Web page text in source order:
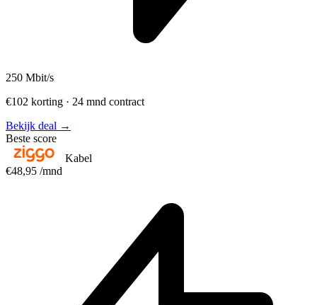
250 Mbit/s
€102 korting · 24 mnd contract
Bekijk deal →
Beste score
Kabel
€48,95 /mnd